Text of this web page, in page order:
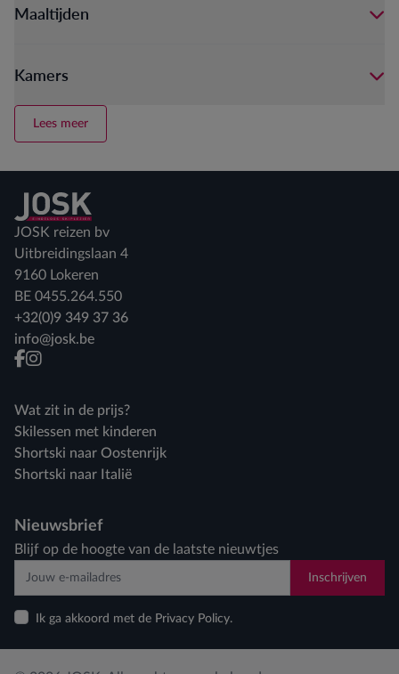
Maaltijden
Kamers
Lees meer
Terug naar home
JOSK reizen bv
Uitbreidingslaan 4
9160 Lokeren
BE 0455.264.550
+32(0)9 349 37 36
info@josk.be
facebook
instagram
Wat zit in de prijs?
Skilessen met kinderen
Shortski naar Oostenrijk
Shortski naar Italië
Nieuwsbrief
Blijf op de hoogte van de laatste nieuwtjes
Inschrijven
Ik ga akkoord met de Privacy Policy.